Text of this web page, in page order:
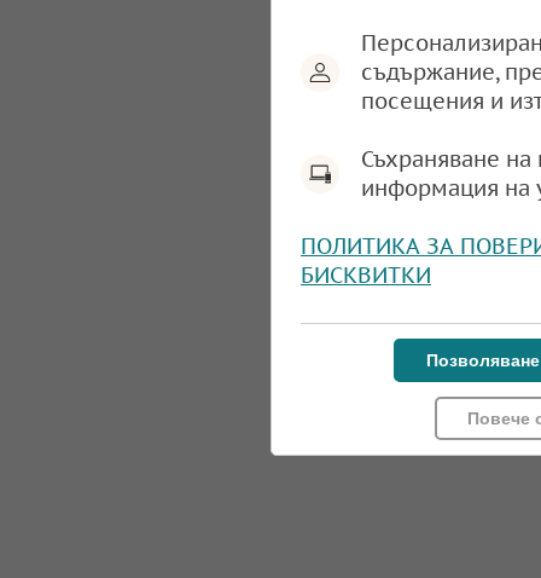
съдържание,
посещения и
Съхраняване
информация на
ПОЛИТИКА ЗА
БИСКВИТКИ
Повече